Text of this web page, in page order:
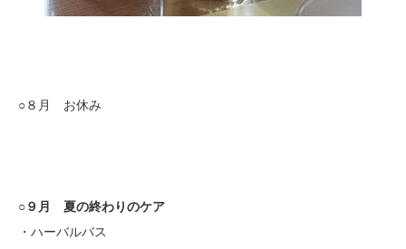
○８月 お休み
○９月 夏の終わりのケア
・ハーバルバス